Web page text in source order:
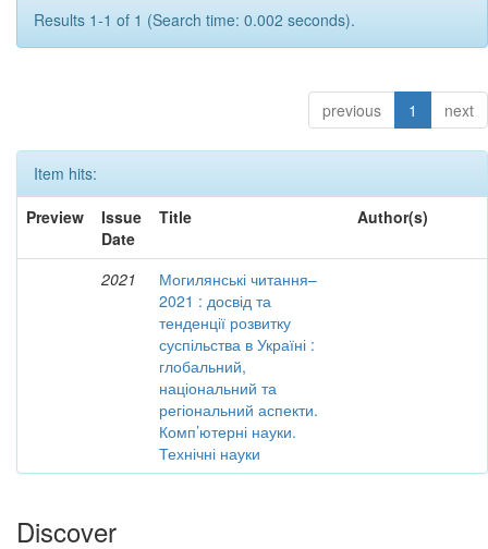
Results 1-1 of 1 (Search time: 0.002 seconds).
previous 1 next
Item hits:
Preview
Issue
Date
Title Author(s)
2021
Могилянські читання–
2021 : досвід та
тенденції розвитку
суспільства в Україні :
глобальний,
національний та
регіональний аспекти.
Комп’ютерні науки.
Технічні науки
Discover